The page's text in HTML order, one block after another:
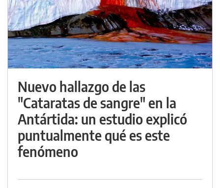
Nuevo hallazgo de las
"Cataratas de sangre" en la
Antártida: un estudio explicó
puntualmente qué es este
fenómeno